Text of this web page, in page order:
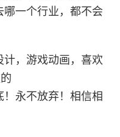
一个行业，都不会
，游戏动画，喜欢
！永不放弃！相信相